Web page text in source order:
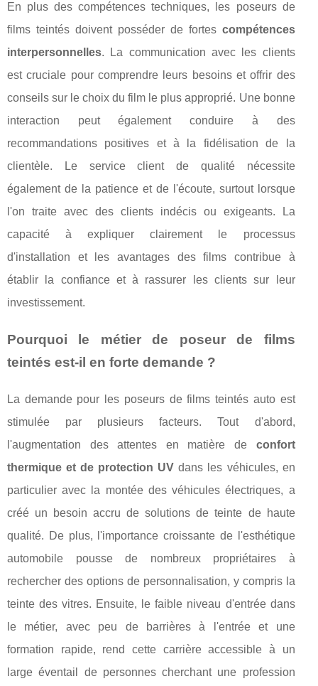
En plus des compétences techniques, les poseurs de
films teintés doivent posséder de fortes compétences
interpersonnelles. La communication avec les clients
est cruciale pour comprendre leurs besoins et offrir des
conseils sur le choix du film le plus approprié. Une bonne
interaction peut également conduire à des
recommandations positives et à la fidélisation de la
clientèle. Le service client de qualité nécessite
également de la patience et de l'écoute, surtout lorsque
l'on traite avec des clients indécis ou exigeants. La
capacité à expliquer clairement le processus
d'installation et les avantages des films contribue à
établir la confiance et à rassurer les clients sur leur
investissement.
Pourquoi le métier de poseur de films
teintés est-il en forte demande ?
La demande pour les poseurs de films teintés auto est
stimulée par plusieurs facteurs. Tout d'abord,
l'augmentation des attentes en matière de confort
thermique et de protection UV dans les véhicules, en
particulier avec la montée des véhicules électriques, a
créé un besoin accru de solutions de teinte de haute
qualité. De plus, l'importance croissante de l'esthétique
automobile pousse de nombreux propriétaires à
rechercher des options de personnalisation, y compris la
teinte des vitres. Ensuite, le faible niveau d'entrée dans
le métier, avec peu de barrières à l'entrée et une
formation rapide, rend cette carrière accessible à un
large éventail de personnes cherchant une profession